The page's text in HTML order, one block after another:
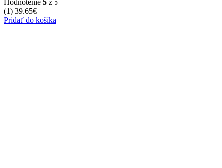
Hodnotenie 5 z 5
(1) 39.65€
Pridať do košíka